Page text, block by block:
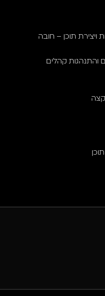
ויצירת תוכן – חובה
והתנהגות קהלים